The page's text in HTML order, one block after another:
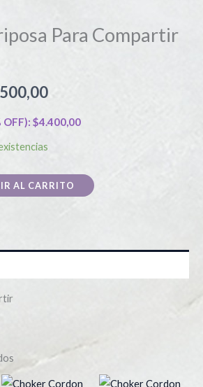
Para Compartir
$4.400,00
AL CARRITO